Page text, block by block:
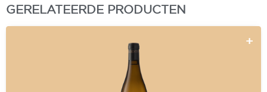
GERELATEERDE PRODUCTEN